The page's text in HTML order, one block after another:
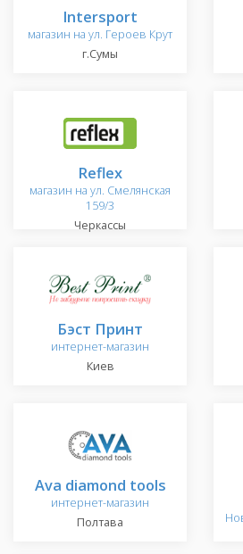
Intersport
магазин на ул. Героев Крут
г.Сумы
Reflex
магазин на ул. Смелянская
159/3
Черкассы
Бэст Принт
интернет-магазин
Киев
Ava diamond tools
интернет-магазин
Полтава